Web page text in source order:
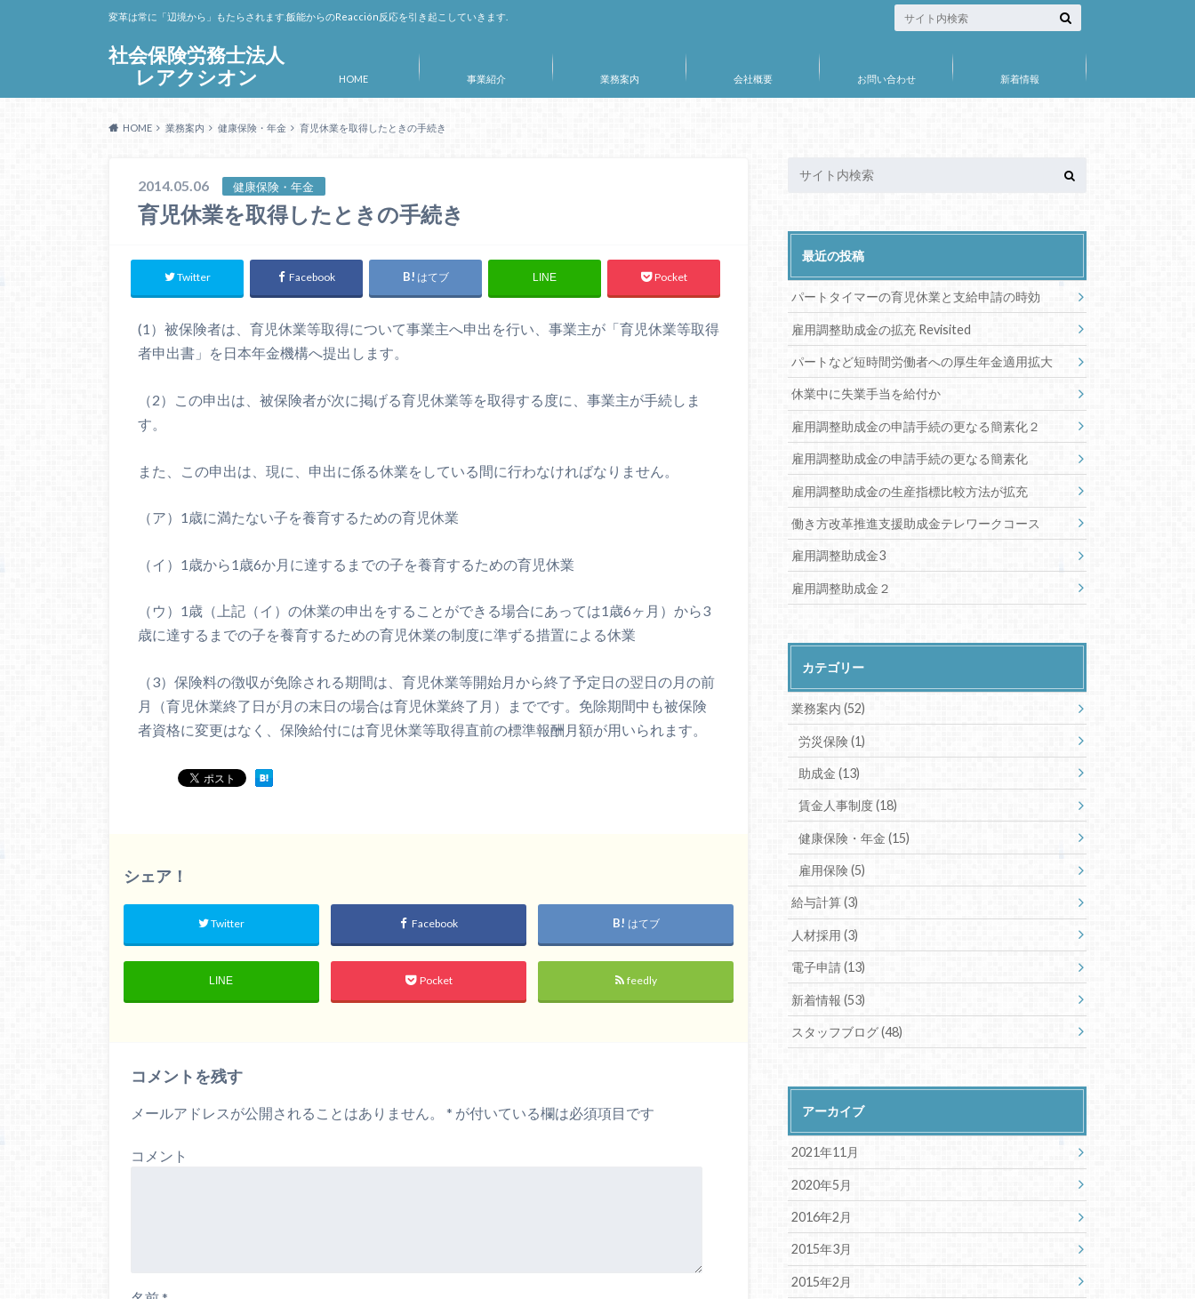
社会保険労務士法人
レアクシオン
変革は常に「辺境から」もたらされます.飯能からのReacción反応を引き起こしていきます.
HOME 事業紹介 業務案内 会社概要 お問い合わせ 新着情報
HOME 業務案内 健康保険・年金 育児休業を取得したときの手続き
2014.05.06 健康保険・年金
育児休業を取得したときの手続き
Twitter Facebook はてブ LINE Pocket
(1） 被保険者は、育児休業等取得について事業主へ申出を行い、事業主が「育児休業等取得
者申出書」を日本年金機構へ提出します。
（2）この申出は、被保険者が次に掲げる育児休業等を取得する度に、事業主が手続しま
す。
また、この申出は、現に、申出に係る休業をしている間に行わなければなりません。
（ア）1歳に満たない子を養育するための育児休業
（イ）1歳から1歳6か月に達するまでの子を養育するための育児休業
（ウ）1歳（上記（イ）の休業の申出をすることができる場合にあっては1歳6ヶ月）から3
歳に達するまでの子を養育するための育児休業の制度に準ずる措置による休業
（3）保険料の徴収が免除される期間は、育児休業等開始月から終了予定日の翌日の月の前
月（育児休業終了日が月の末日の場合は育児休業終了月）までです。免除期間中も被保険
者資格に変更はなく、保険給付には育児休業等取得直前の標準報酬月額が用いられます。
シェア！
Twitter Facebook はてブ
LINE Pocket feedly
コメントを残す
メールアドレスが公開されることはありません。 * が付いている欄は必須項目です
コメント
最近の投稿
パートタイマーの育児休業と支給申請の時効
雇用調整助成金の拡充 Revisited
パートなど短時間労働者への厚生年金適用拡大
休業中に失業手当を給付か
雇用調整助成金の申請手続の更なる簡素化２
雇用調整助成金の申請手続の更なる簡素化
雇用調整助成金の生産指標比較方法が拡充
働き方改革推進支援助成金テレワークコース
雇用調整助成金3
雇用調整助成金２
カテゴリー
業務案内(52)
労災保険(1)
助成金 (13)
賃金人事制度(18)
健康保険・年金 (15)
雇用保険 (5)
給与計算(3)
人材採用(3)
電子申請(13)
新着情報(53)
スタッフブログ(48)
アーカイブ
2021年11月
2020年5月
2016年2月
2015年3月
2015年2月